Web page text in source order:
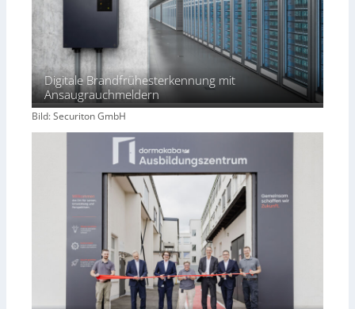
Digitale Brandfrühesterkennung mit
Ansaugrauchmeldern
Bild: Securiton GmbH